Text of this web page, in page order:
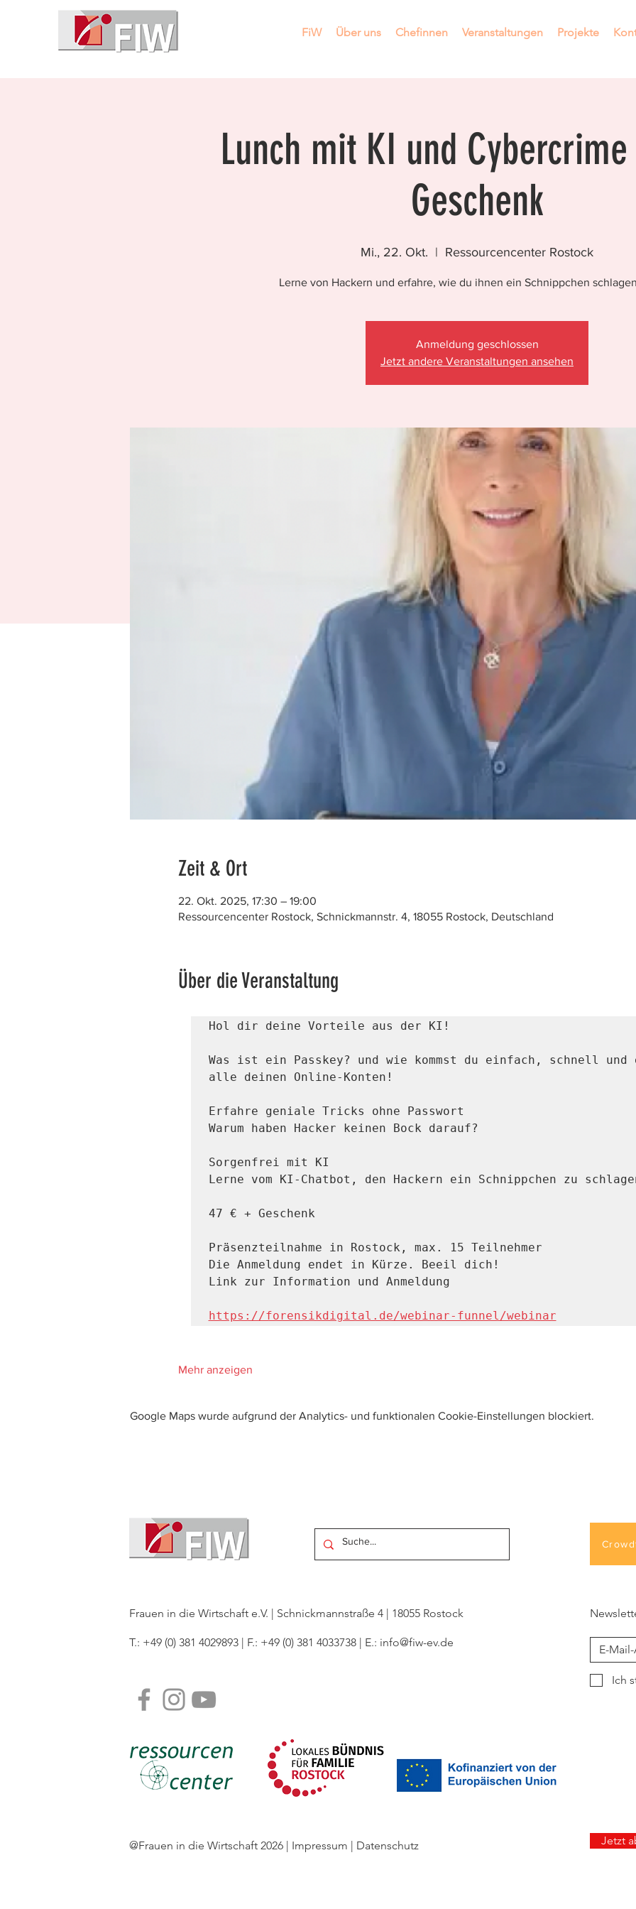
FiW Über uns Chefinnen Veranstaltungen Projekte
Lunch mit KI und
Geschenk
Mi., 22. Okt.
  |
Ressourcencenter Rostock
Lerne von Hackern und erfahre, wie du ihnen ein Schnippchen
Anmeldung geschlossen
Jetzt andere Veranstaltungen ansehen
Zeit & Ort
22. Okt. 2025, 17:30 – 19:00
Ressourcencenter Rostock, Schnickmannstr. 4, 18055 Rostock, Deutschland
Über die Veranstaltung
Hol dir deine Vorteile aus der KI!
Was ist ein Passkey? und wie kommst du einfach, schnell
alle deinen Online-Konten!
Erfahre geniale Tricks ohne Passwort
Warum haben Hacker keinen Bock darauf?
Sorgenfrei mit KI
Lerne vom KI-Chatbot, den Hackern ein Schnippchen zu
47 € + Geschenk
Präsenzteilnahme in Rostock, max. 15 Teilnehmer
Die Anmeldung endet in Kürze. Beeil dich!
Link zur Information und Anmeldung
https://forensikdigital.de/webinar-funnel/webinar
Mehr anzeigen
Google Maps wurde aufgrund der Analytics- und funktionalen Cookie-Einstellungen blockiert.
Frauen in die Wirtschaft e.V. | Schnickmannstraße 4 | 18055 Rostock
T.: +49 (0) 381 4029893 | F.: +49 (0) 381 4033738 | E.: info@fiw-ev.de
@Frauen in die Wirtschaft 2026 | Impressum | Datenschutz
Ich
Jetzt